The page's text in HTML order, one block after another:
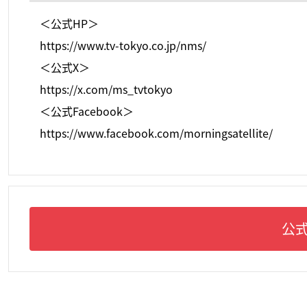
公
＜公式HP＞
https://www.tv-tokyo.co.jp/nms/
＜公式X＞
https://x.com/ms_tvtokyo
＜公式Facebook＞
https://www.facebook.com/morningsatellite/